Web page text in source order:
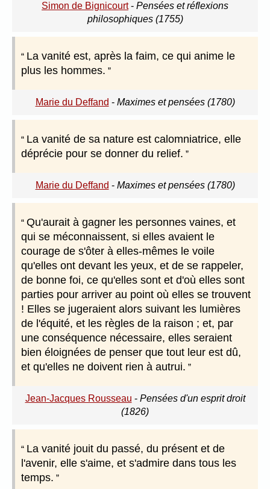
Simon de Bignicourt- Pensées et réflexions
philosophiques (1755)
La vanité est, après la faim, ce qui anime le
plus les hommes.
Marie du Deffand - Maximes et pensées (1780)
La vanité de sa nature est calomniatrice, elle
déprécie pour se donner du relief.
Marie du Deffand - Maximes et pensées (1780)
Qu'aurait à gagner les personnes vaines, et
qui se méconnaissent, si elles avaient le
courage de s'ôter à elles-mêmes le voile
qu'elles ont devant les yeux, et de se rappeler,
de bonne foi, ce qu'elles sont et d'où elles sont
parties pour arriver au point où elles se trouvent
! Elles se jugeraient alors suivant les lumières
de l'équité, et les règles de la raison ; et, par
une conséquence nécessaire, elles seraient
bien éloignées de penser que tout leur est dû,
et qu'elles ne doivent rien à autrui.
Jean-Jacques Rousseau - Pensées d'un esprit droit
(1826)
La vanité jouit du passé, du présent et de
l'avenir, elle s'aime, et s'admire dans tous les
temps.